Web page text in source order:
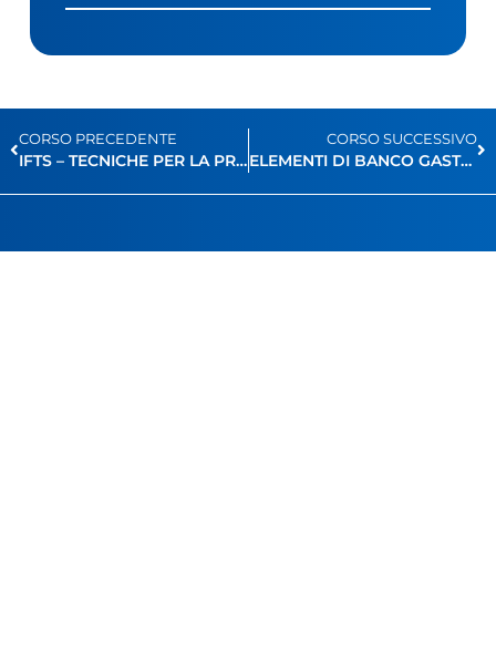
CORSO PRECEDENTE
IFTS – TECNICHE PER LA PROGETTAZIONE E GESTIONE DI DATABASE
CORSO SUCCESSIVO
ELEMENTI DI BANCO GASTRONOMIA